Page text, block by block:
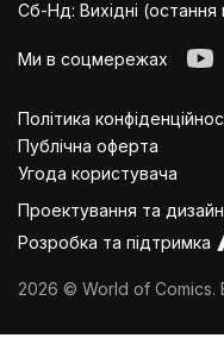
Сб-Нд: Вихідні (остання
Ми в соцмережах
Політика
Публiчна оферта
Угода користувача
Проектування та дизайн
Розробка та підтримка
2026 © World of Comics.